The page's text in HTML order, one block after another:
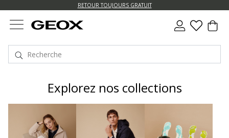
RETOUR TOUJOURS GRATUIT
Explorez nos collections